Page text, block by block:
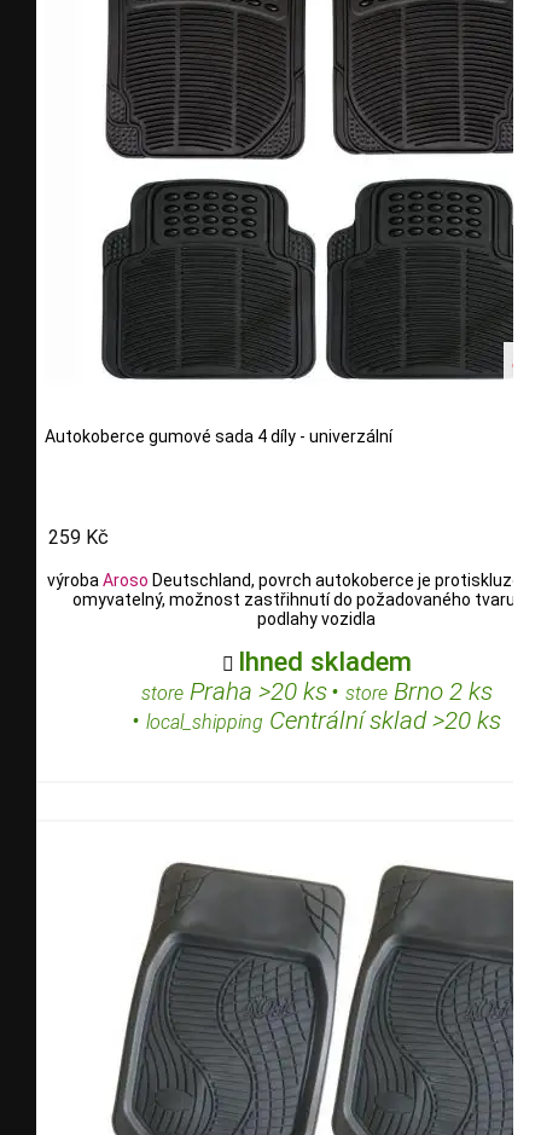
Autokoberce gumové sada 4 díly - univerzální
259 Kč
výroba Aroso Deutschland, povrch autokoberce je
omyvatelný, možnost zastřihnutí do požadovaného tvaru
podlahy vozidla
 Ihned skladem
storePraha >20 ks• storeBrno 2 ks
• local_shipping Centrální sklad >20 ks